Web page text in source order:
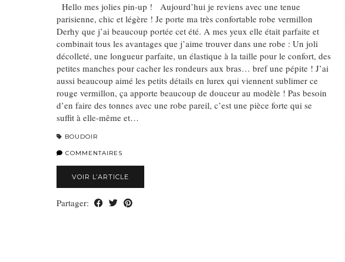
Hello mes jolies pin-up ! Aujourd’hui je reviens avec une tenue
parisienne, chic et légère ! Je porte ma très confortable robe vermillon
Derhy que j’ai beaucoup portée cet été. A mes yeux elle était parfaite et
combinait tous les avantages que j’aime trouver dans une robe : Un joli
décolleté, une longueur parfaite, un élastique à la taille pour le confort, des
petites manches pour cacher les rondeurs aux bras… bref une pépite ! J’ai
aussi beaucoup aimé les petits détails en lurex qui viennent sublimer ce
rouge vermillon, ça apporte beaucoup de douceur au modèle ! Pas besoin
d’en faire des tonnes avec une robe pareil, c’est une pièce forte qui se
suffit à elle-même et…
BOUDOIR
COMMENTAIRES
VOIR L’ARTICLE
Partager: